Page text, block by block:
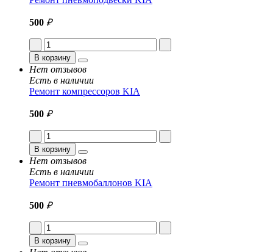
500 ₽
В корзину
Нет отзывов
Есть в наличии
Ремонт компрессоров KIA
500 ₽
В корзину
Нет отзывов
Есть в наличии
Ремонт пневмобаллонов KIA
500 ₽
В корзину